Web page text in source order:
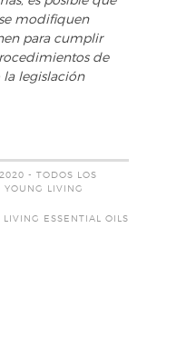
modifiquen
para cumplir
de
la legislación
- TODOS LOS
YOUNG LIVING
LIVING ESSENTIAL OILS